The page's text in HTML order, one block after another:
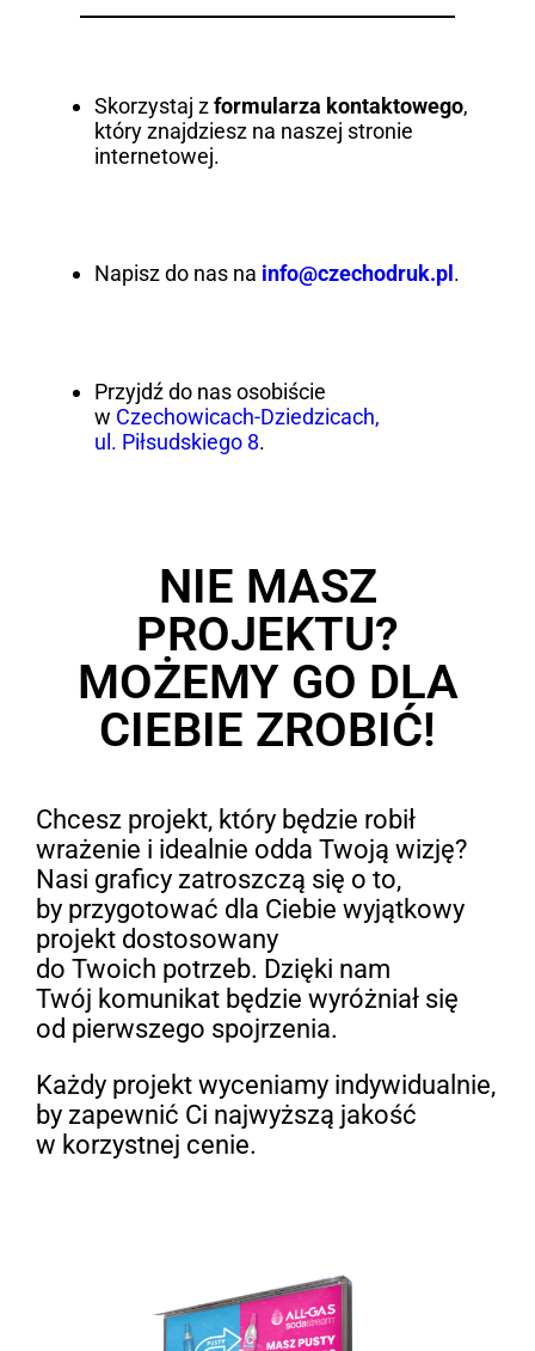
Skorzystaj zformularza kontaktowego,
który znajdziesz na naszej stronie
internetowej.
Napisz do nas na info@czechodruk.pl .
Przyjdź do nas osobiście
w Czechowicach-Dziedzicach,
ul. Piłsudskiego 8.
NIE MASZ
PROJEKTU?
MOŻEMY GO DLA
CIEBIE ZROBIĆ!
Chcesz projekt, który będzie robił
wrażenie i idealnie odda Twoją wizję?
Nasi graficy zatroszczą się o to,
by przygotować dla Ciebie wyjątkowy
projekt dostosowany
do Twoich potrzeb. Dzięki nam
Twój komunikat będzie wyróżniał się
od pierwszego spojrzenia.
Każdy projekt wyceniamy indywidualnie,
by zapewnić Ci najwyższą jakość
w korzystnej cenie.